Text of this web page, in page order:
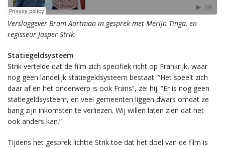
Verslaggever Bram Aartman in gesprek met Merijn Tinga, en
regisseur Jasper Strik.
Statiegeldsysteem
Strik vertelde dat de film zich specifiek richt op Frankrijk, waar
nog geen landelijk statiegeldsysteem bestaat. “Het speelt zich
daar af en het onderwerp is ook Frans”, zei hij. “Er is nog geen
statiegeldsysteem, en veel gemeenten liggen dwars omdat ze
bang zijn inkomsten te verliezen. Wij willen laten zien dat het
ook anders kan.”
Tijdens het gesprek lichtte Strik toe dat het doel van de film is